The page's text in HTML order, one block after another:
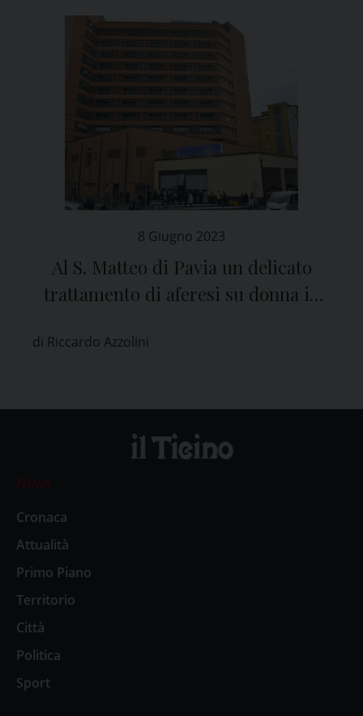
8 Giugno 2023
Al S. Matteo di Pavia un delicato
trattamento di aferesi su donna in
falciforme
di Riccardo Azzolini
News
Cronaca
Attualità
Primo Piano
Territorio
Città
Politica
Sport